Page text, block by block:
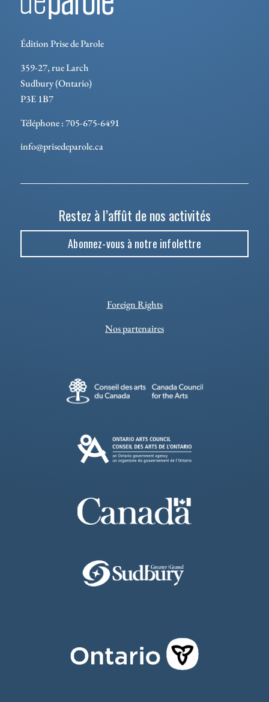
Édition Prise de Parole
359-27, rue Larch
Sudbury (Ontario)
P3E 1B7
Téléphone : 705-675-6491
info@prisedeparole.ca
Restez à l’affût de nos activités
Abonnez-vous à notre infolettre
Foreign Rights
Nos partenaires